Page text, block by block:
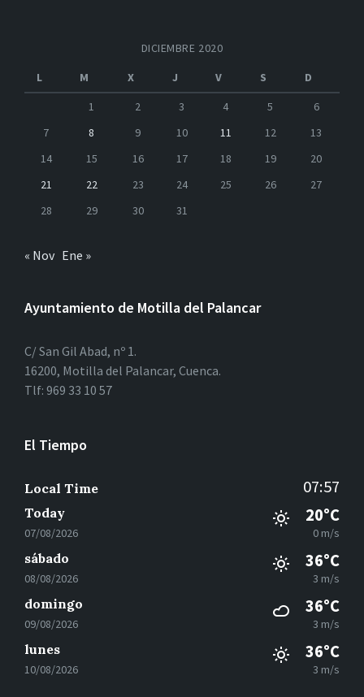
DICIEMBRE 2020
L
M X J V S
D
1
2 3 4 5
6
7
8 9 10 11 12
13
14
15 16 17 18 19
20
21
22 23 24 25 26
27
28
29 30 31
« Nov Ene »
Ayuntamiento de Motilla del Palancar
C/ San Gil Abad, nº 1.
16200, Motilla del Palancar, Cuenca.
Tlf: 969 33 10 57
El Tiempo
Local Time 07:57
Today
07/08/2026
20°C
0 m/s
sábado
08/08/2026
36°C
3 m/s
domingo
09/08/2026
36°C
3 m/s
lunes
10/08/2026
36°C
3 m/s